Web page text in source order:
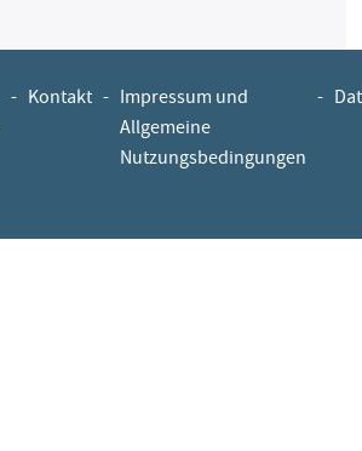
- Kontakt - Impressum und
Allgemeine
Nutzungsbedingungen
-